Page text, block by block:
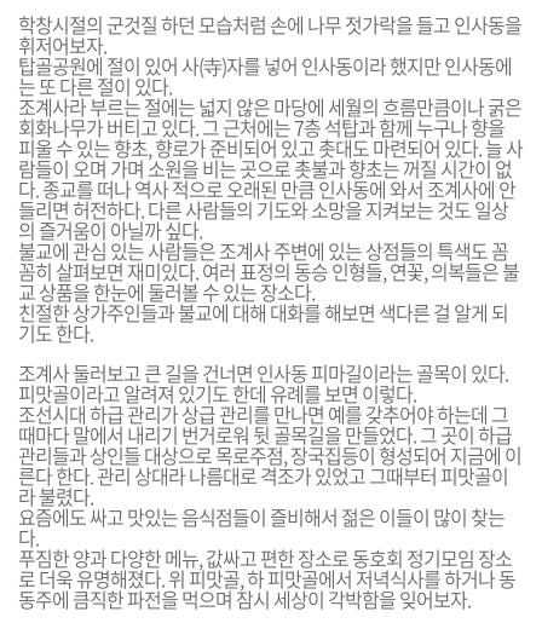
학창시절의 군것질 하던 모습처럼 손에 나무 젓가락을 들고 인사동을
휘저어보자.
탑골공원에 절이 있어 사(寺)자를 넣어 인사동이라 했지만 인사동에
는 또 다른 절이 있다.
조계사라 부르는 절에는 넓지 않은 마당에 세월의 흐름만큼이나 굵은
회화나무가 버티고 있다. 그 근처에는 7층 석탑과 함께 누구나 향을
피울 수 있는 향초, 향로가 준비되어 있고 촛대도 마련되어 있다. 늘 사
람들이 오며 가며 소원을 비는 곳으로 촛불과 향초는 꺼질 시간이 없
다. 종교를 떠나 역사 적으로 오래된 만큼 인사동에 와서 조계사에 안
들리면 허전하다. 다른 사람들의 기도와 소망을 지켜보는 것도 일상
의 즐거움이 아닐까 싶다.
불교에 관심 있는 사람들은 조계사 주변에 있는 상점들의 특색도 꼼
꼼히 살펴보면 재미있다. 여러 표정의 동승 인형들, 연꽃, 의복들은 불
교 상품을 한눈에 둘러볼 수 있는 장소다.
친절한 상가주인들과 불교에 대해 대화를 해보면 색다른 걸 알게 되
기도 한다.
조계사 둘러보고 큰 길을 건너면 인사동 피마길이라는 골목이 있다.
피맛골이라고 알려져 있기도 한데 유례를 보면 이렇다.
조선시대 하급 관리가 상급 관리를 만나면 예를 갖추어야 하는데 그
때마다 말에서 내리기 번거로워 뒷 골목길을 만들었다. 그 곳이 하급
관리들과 상인들 대상으로 목로주점, 장국집등이 형성되어 지금에 이
른다 한다. 관리 상대라 나름대로 격조가 있었고 그때부터 피맛골이
라 불렸다.
요즘에도 싸고 맛있는 음식점들이 즐비해서 젊은 이들이 많이 찾는
다.
푸짐한 양과 다양한 메뉴, 값싸고 편한 장소로 동호회 정기모임 장소
로 더욱 유명해졌다. 위 피맛골, 하 피맛골에서 저녁식사를 하거나 동
동주에 큼직한 파전을 먹으며 잠시 세상이 각박함을 잊어보자.